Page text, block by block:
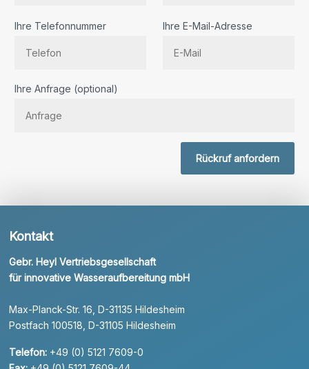
Ihre Telefonnummer Ihre E-Mail-Adresse
Ihre Anfrage (optional)
Rückruf anfordern
Kontakt
Gebr. Heyl Vertriebsgesellschaft
für innovative Wasseraufbereitung mbH
Max-Planck-Str. 16, D-31135 Hildesheim
Postfach 100518, D-31105 Hildesheim
Telefon: +49 (0) 5121 7609-0